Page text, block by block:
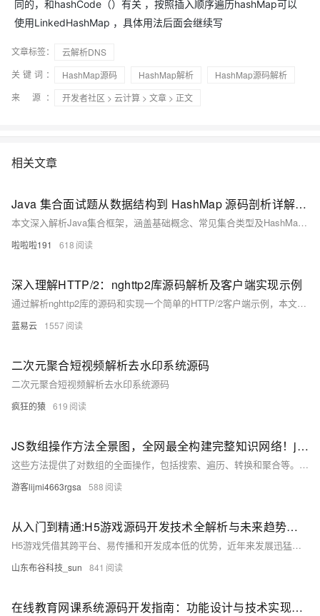
同的，和hashCode（）有关 ，按照插入顺序遍历hashMap可以
使用LinkedHashMap ，具体用法后面会继续写
文章标签：
云解析DNS
关键词：
HashMap源码 HashMap解析
HashMap源码解析
来 源：
开发者社区 > 云计算 > 文章 > 正文
相关文章
Java 集合面试题从数据结构到 HashMap 源码剖析详解及长尾考点梳理
本文深入解析Java集合框架，涵盖基础概念、常见集合类型及HashMap的底层数据结构与源码实现。从Collection、Map到Iterator接口，逐一剖析其特性与应用场景。重点解读HashMap在JDK1.7与1.8中的数据结构演变，包括数组+链表+红黑树优化，以及put方法和扩容机制的实现细节。结合订单管理与用户权限管理等实际案例，展示集合框架的应用价值，助你全面掌握相关知识，轻松应对面试与开发需求。
啦啦啦191 618
深入理解HTTP/2：nghttp2库源码解析及客户端实现示例
通过解析nghttp2库的源码和实现一个简单的HTTP/2客户端示例，本文详细介绍了HTTP/2的关键特性和nghttp2的核心实现。了解这些内容可以帮助开发者更好地理解HTTP/2协议，提高Web应用的性能和用户体验。对于实际开发中的应用，可以根据需要进一步优化和扩展代码，以满足具体需求。
蓝易云 1557
二次元聚合短视频解析去水印系统源码
二次元聚合短视频解析去水印系统源码
疯狂的猿 619
JS数组操作方法全景图，全网最全构建完整知识网络！js数组操作方法全集（实现筛选转换、随机排序洗牌算法、复杂数据处理统计等情景详解，附大量源码和易错点解析）
这些方法提供了对数组的全面操作，包括搜索、遍历、转换和聚合等。通过分为原地操作方法、非原地操作方法和其他方法便于您理解和记忆，并熟悉他们各自的使用方法与使用范围。详细的案例与进阶使用，方便您理解数组操作的底层原理。链式调用的几个案例，让您玩转数组操作。 只有锻炼思维才能可持续地解决问题，只有思维才是真正值得学习和分享的核心要素。如果这篇博客能给您带来一点帮助，麻烦您点个赞支持一下，还可以收藏起来以备不时之需，有疑问和错误欢迎在评论区指出~
游客lijmi4663rgsa 588
从入门到精通:H5游戏源码开发技术全解析与未来趋势洞察
H5游戏凭借其跨平台、易传播和开发成本低的优势，近年来发展迅猛。接下来，让我们深入了解 H5 游戏源码开发的技术教程以及未来的发展趋势。
山东布谷科技_sun 841
在线教育网课系统源码开发指南：功能设计与技术实现深度解析